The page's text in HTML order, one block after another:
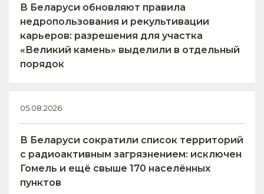
В Беларуси обновляют правила
недропользования и рекультивации
карьеров: разрешения для участка
«Великий камень» выделили в отдельный
порядок
05.08.2026
В Беларуси сократили список территорий
с радиоактивным загрязнением: исключен
Гомель и ещё свыше 170 населённых
пунктов